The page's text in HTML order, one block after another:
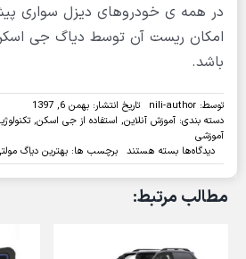
در همه ی خودروهای دیزل سواری
امکان ریست آن توسط دیاگ جی
باشد.
توسط: nili-author
تاریخ انتشار: بهمن 6, 1397
دسته بندی: آموزش آنلاین, استفاده از جی اسکن,
آموزشی
دیدگاه‌ها برای
ویدئو:پر
کردن
مایع
بسته هستند برچسب ها: بهترین دیاگ
مطالب مرتبط: